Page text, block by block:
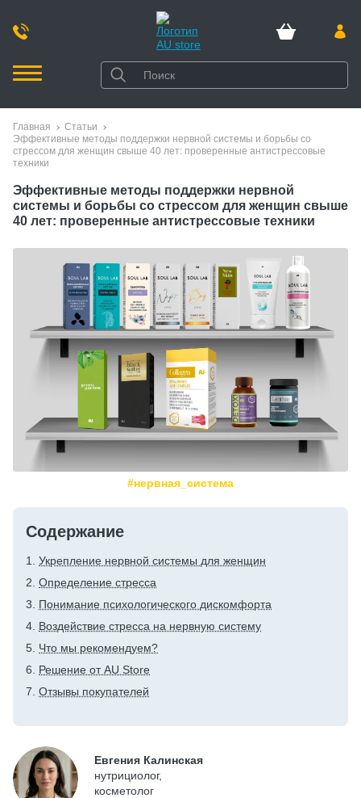
Главная
Статьи
Эффективные методы поддержки нервной системы и борьбы со
стрессом для женщин свыше 40 лет: проверенные антистрессовые
техники
Эффективные методы поддержки нервной
системы и борьбы со стрессом для женщин свыше
40 лет: проверенные антистрессовые техники
#нервная_система
Содержание
Укрепление нервной системы для женщин
Определение стресса
Понимание психологического дискомфорта
Воздействие стресса на нервную систему
Что мы рекомендуем?
Решение от AU Store
Отзывы покупателей
Евгения Калинская
нутрициолог,
косметолог